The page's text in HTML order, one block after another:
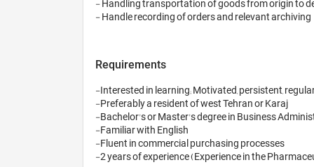
- Handle recording of orders and relevant archiving
Requirements
-Interested in learning; Motivated, persistent,
-Preferably a resident of west Tehran or Karaj
-Bachelor's or Master's degree in Business
-Familiar with English
-Fluent in commercial purchasing processes
-2 years of experience (Experience in the